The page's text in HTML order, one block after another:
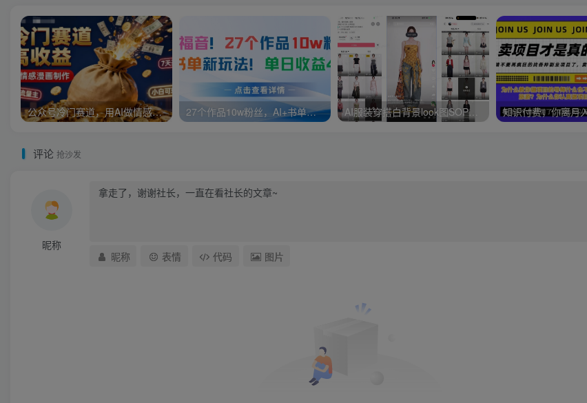
公众号冷门赛道，用AI做情感漫画，7天开通流量主，操作简单，小白可玩 27个作品10w粉丝，AI+书单新玩法，单日收益4张+ AI服装穿搭白背景look图SOP教程，不用会画画，提几句具体要求，AI就能还你一个奇迹
评论 抢沙发
昵称
昵称 表情 代码 图片